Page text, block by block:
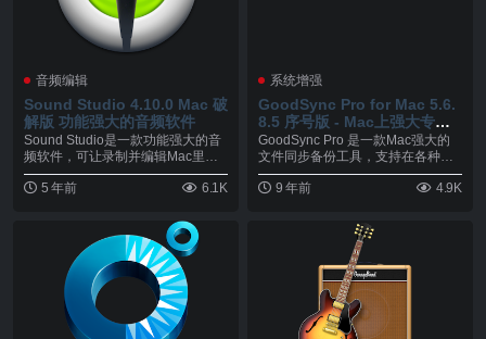
音频编辑
Sound Studio 4.10.0 Mac 破
解版 功能强大的音频软件
Sound Studio是一款功能强大的音
频软件，可让录制并编辑Mac里的A
IF...
5 年前
6.1K
系统增强
GoodSync Pro for Mac 5.6.
8.5 序号版 - Mac上强大专业
的文件同步备份工具
GoodSync Pro 是一款Mac强大的
文件同步备份工具，支持在各种条
件下的...
9 年前
4.9K